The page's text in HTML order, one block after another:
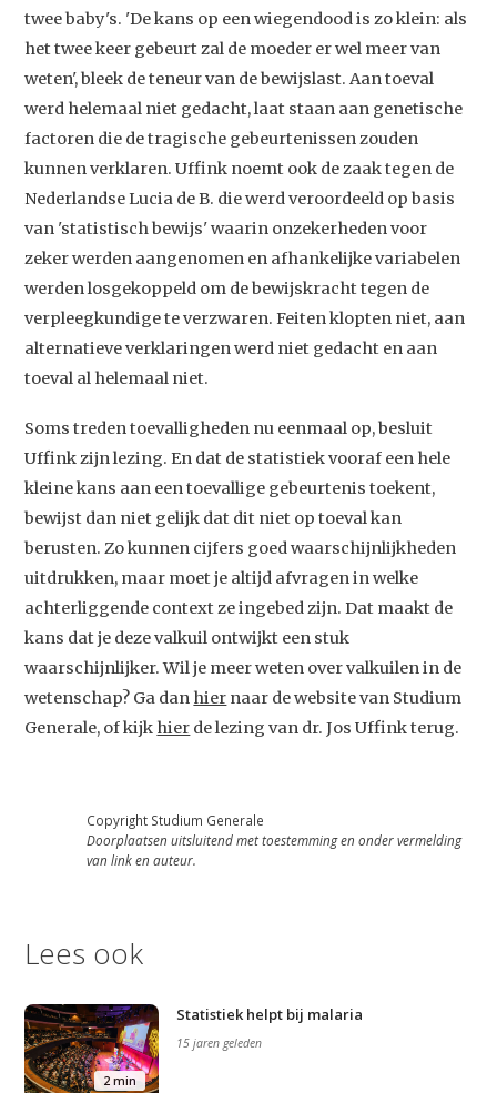
Home
Agenda
twee baby's. 'De kans op een wiegendood is zo klein: als
het twee keer gebeurt zal de moeder er wel meer van
weten', bleek de teneur van de bewijslast. Aan toeval
werd helemaal niet gedacht, laat staan aan genetische
factoren die de tragische gebeurtenissen zouden
kunnen verklaren. Uffink noemt ook de zaak tegen de
Nederlandse Lucia de B. die werd veroordeeld op basis
van 'statistisch bewijs' waarin onzekerheden voor
zeker werden aangenomen en afhankelijke variabelen
werden losgekoppeld om de bewijskracht tegen de
verpleegkundige te verzwaren. Feiten klopten niet, aan
alternatieve verklaringen werd niet gedacht en aan
toeval al helemaal niet.
Soms treden toevalligheden nu eenmaal op, besluit
Uffink zijn lezing. En dat de statistiek vooraf een hele
kleine kans aan een toevallige gebeurtenis toekent,
bewijst dan niet gelijk dat dit niet op toeval kan
berusten. Zo kunnen cijfers goed waarschijnlijkheden
uitdrukken, maar moet je altijd afvragen in welke
achterliggende context ze ingebed zijn. Dat maakt de
kans dat je deze valkuil ontwijkt een stuk
waarschijnlijker. Wil je meer weten over valkuilen in de
wetenschap? Ga dan hier naar de website van Studium
Generale, of kijk hier de lezing van dr. Jos Uffink terug.
Copyright Studium Generale
Doorplaatsen uitsluitend met toestemming en onder vermelding
van link en auteur.
Lees ook
2 min
Statistiek helpt bij malaria
15 jaren geleden